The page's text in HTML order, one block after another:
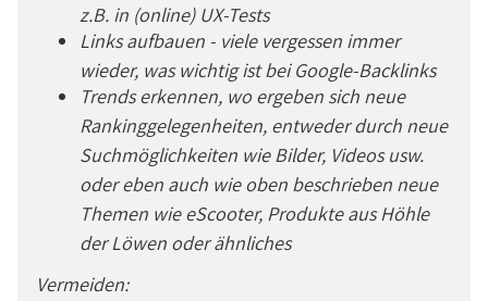
z.B. in (online) UX-Tests
Links aufbauen - viele vergessen immer
wieder, was wichtig ist bei Google-Backlinks
Trends erkennen, wo ergeben sich neue
Rankinggelegenheiten, entweder durch neue
Suchmöglichkeiten wie Bilder, Videos usw.
oder eben auch wie oben beschrieben neue
Themen wie eScooter, Produkte aus Höhle
der Löwen oder ähnliches
Vermeiden: